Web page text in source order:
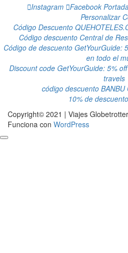
Instagram
Facebook
Personalizar
Código Descuento
Código descuento Central de
Código de descuento GetYourGuide:
en todo el
Discount code GetYourGuide: 5%
travels
código descuento
10% de
Copyright© 2021 | Viajes
Funciona con WordPress